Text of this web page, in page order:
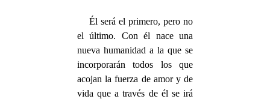
Él será el primero, pero no
el último. Con él nace una
nueva humanidad a la que se
incorporarán todos los que
acojan la fuerza de amor y de
vida que a través de él se irá